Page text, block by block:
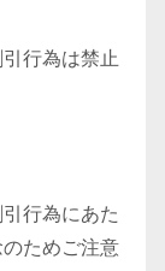
行為は禁止
行為にあた
ためご注意